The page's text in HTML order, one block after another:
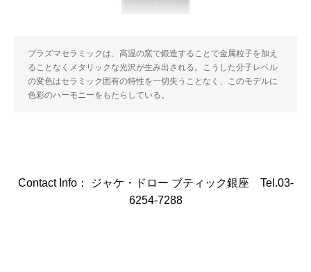
プラズマセラミックは、高温の窯で鍛造することで金属粒子を加え
ることなくメタリックな光沢が生み出される。こうした分子レベル
の変色はセラミック固有の特性を一切失うことなく、このモデルに
色彩のハーモニーをもたらしている。
Contact Info： ジャケ・ドロー ブティック銀座 Tel.03-
6254-7288